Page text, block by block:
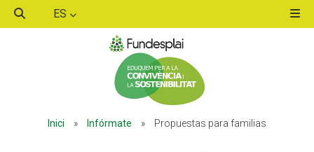
ES
Inici » Infórmate » Propuestas para familias
ACTIVITATS D'ESTIU